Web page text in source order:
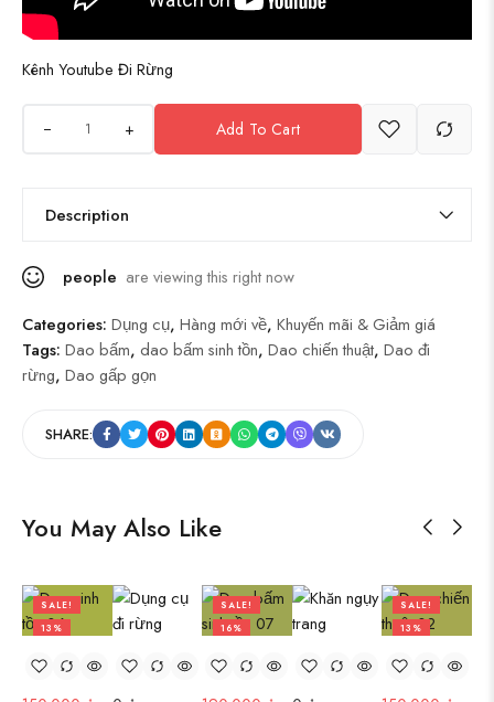
Kênh Youtube Đi Rừng
+ Add To Cart
Description
people are viewing this right now
Categories: Dụng cụ, Hàng mới về, Khuyến mãi & Giảm giá
Tags: Dao bấm, dao bấm sinh tồn, Dao chiến thuật, Dao đi
rừng, Dao gấp gọn
SHARE:
You May Also Like
SALE!
13%
SALE!
16%
SALE!
13%